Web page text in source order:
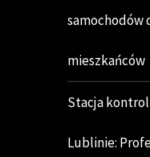
samochodów
mieszkańców
Stacja
Lublinie: